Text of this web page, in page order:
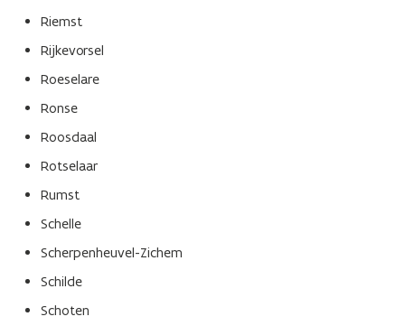
Riemst
Rijkevorsel
Roeselare
Ronse
Roosdaal
Rotselaar
Rumst
Schelle
Scherpenheuvel-Zichem
Schilde
Schoten